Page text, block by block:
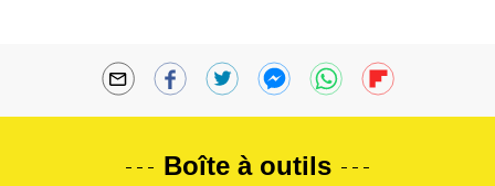
Boîte à outils